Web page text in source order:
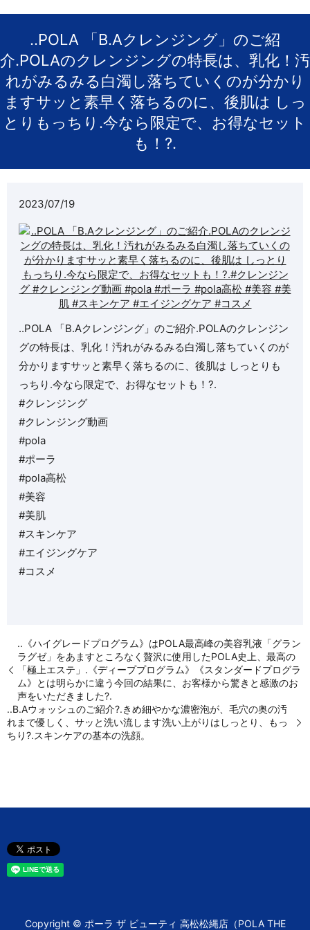
..POLA 「B.Aクレンジング」のご紹
介️.POLAのクレンジングの特長は、乳化！汚
れがみるみる白濁し落ちていくのが分かり
ますサッと素早く落ちるのに、後肌は しっ
とりもっちり️.今なら限定で、お得なセット
も！?.
2023/07/19
..POLA 「B.Aクレンジング」のご紹介️.POLAのクレンジン
グの特長は、乳化！汚れがみるみる白濁し落ちていくのが
分かりますサッと素早く落ちるのに、後肌は しっとりも
っちり️.今なら限定で、お得なセットも！?.
#クレンジング
#クレンジング動画
#pola
#ポーラ
#pola高松
#美容
#美肌
#スキンケア
#エイジングケア
#コスメ
..《ハイグレードプログラム》はPOLA最高峰の美容乳液「グラン
ラグゼ」をあますところなく贅沢に使用したPOLA史上、最高の
「極上エステ」.《ディーププログラム》《スタンダードプログラ
ム》とは明らかに違う今回の結果に、お客様から驚きと感激のお
声をいただきました?.
..B.Aウォッシュのご紹介?.きめ細やかな濃密泡が、毛穴の奥の汚
れまで優しく、サッと洗い流します️洗い上がりはしっとり、もっ
ちり?.スキンケアの基本の洗顔。
Copyright © ポーラ ザ ビューティ 高松松縄店（POLA THE